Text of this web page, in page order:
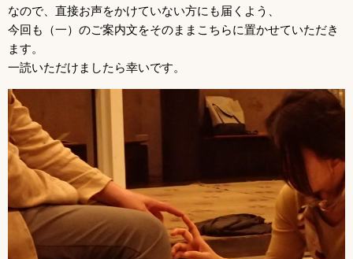
なので、直接お声をかけていない方にも届くよう、
今回も（一）のご案内文をそのままこちらに置かせていただき
ます。
一読いただけましたら幸いです。